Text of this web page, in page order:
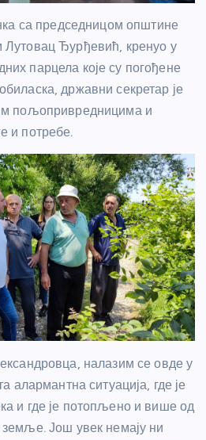
са председницом општине
Ђурђевић, кренуо у
парцела које су погођене
државни секретар је
пољопривредницима и
и потребе.
налазим се овде у
алармантна ситуација, где је
и где је потопљено и више од
Још увек немају ни